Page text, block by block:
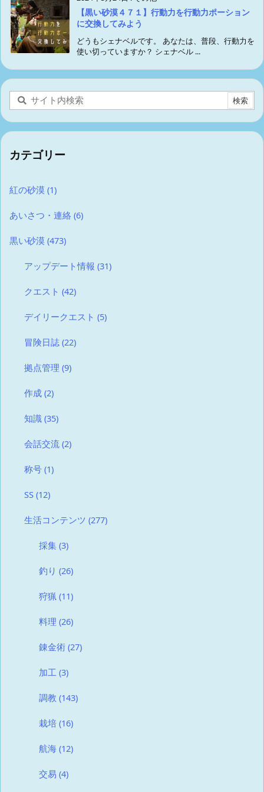
【黒い砂漠４７１】行動力を行動力ポーション
に交換してみよう
どうもシェナベルです。 あなたは、普段、行動力を
使い切っていますか？ シェナベル ...
カテゴリー
紅の砂漠 (1)
あいさつ・連絡 (6)
黒い砂漠 (473)
アップデート情報 (31)
クエスト (42)
デイリークエスト (5)
冒険日誌 (22)
拠点管理 (9)
作成 (2)
知識 (35)
会話交流 (2)
称号 (1)
SS (12)
生活コンテンツ (277)
採集 (3)
釣り (26)
狩猟 (11)
料理 (26)
錬金術 (27)
加工 (3)
調教 (143)
栽培 (16)
航海 (12)
交易 (4)